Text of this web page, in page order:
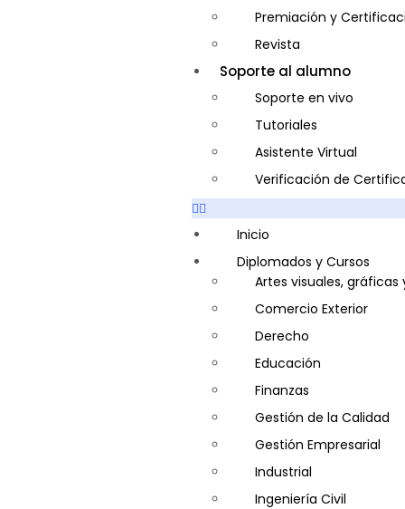
Gastronomía
Gestor de Crédito y
Guía de Turismo
Inglés Americano
Marketing y Publicidad
Medio Ambiente y
Plataforma Bancaria y
Secretaria Corporativo
Telemarketing
Ventas de Productos y
Visitador Médico
Premiación y
Revista
Soporte al alumno
Soporte en vivo
Tutoriales
Asistente Virtual
Verificación de
Inicio
Diplomados y Cursos
Artes visuales, gráficas
Comercio Exterior
Derecho
Educación
Finanzas
Gestión de la Calidad
Gestión Empresarial
Industrial
Ingeniería Civil